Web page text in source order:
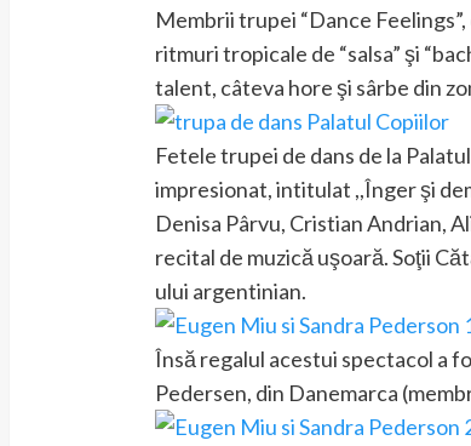
Membrii trupei “Dance
ritmuri tropicale de “salsa” şi
talent, câteva hore şi sârbe din
Fetele trupei de dans de la
impresionat, intitulat ,,Înger şi
Denisa Pârvu, Cristian Andrian,
recital de muzică uşoară. Soţii
ului argentinian.
Însă regalul acestui spectacol a
Pedersen, din Danemarca